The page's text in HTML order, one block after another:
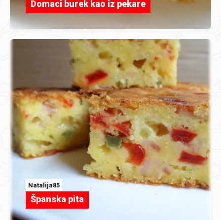
Domaci burek kao iz pekare
Natalija85
Španska pita